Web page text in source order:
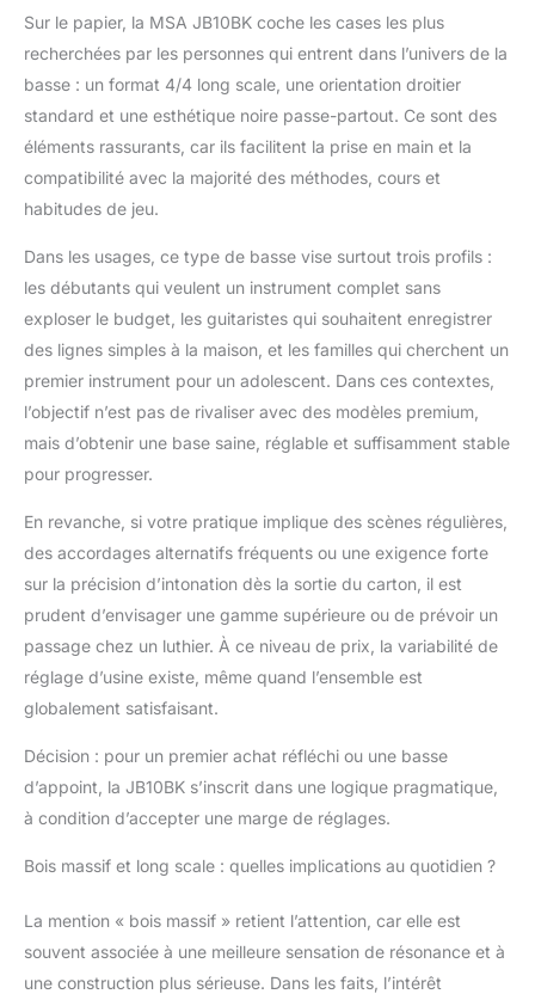
Sur le papier, la MSA JB10BK coche les cases les plus
recherchées par les personnes qui entrent dans l’univers de la
basse : un format 4/4 long scale, une orientation droitier
standard et une esthétique noire passe-partout. Ce sont des
éléments rassurants, car ils facilitent la prise en main et la
compatibilité avec la majorité des méthodes, cours et
habitudes de jeu.
Dans les usages, ce type de basse vise surtout trois profils :
les débutants qui veulent un instrument complet sans
exploser le budget, les guitaristes qui souhaitent enregistrer
des lignes simples à la maison, et les familles qui cherchent un
premier instrument pour un adolescent. Dans ces contextes,
l’objectif n’est pas de rivaliser avec des modèles premium,
mais d’obtenir une base saine, réglable et suffisamment stable
pour progresser.
En revanche, si votre pratique implique des scènes régulières,
des accordages alternatifs fréquents ou une exigence forte
sur la précision d’intonation dès la sortie du carton, il est
prudent d’envisager une gamme supérieure ou de prévoir un
passage chez un luthier. À ce niveau de prix, la variabilité de
réglage d’usine existe, même quand l’ensemble est
globalement satisfaisant.
Décision : pour un premier achat réfléchi ou une basse
d’appoint, la JB10BK s’inscrit dans une logique pragmatique,
à condition d’accepter une marge de réglages.
Bois massif et long scale : quelles implications au quotidien ?
La mention « bois massif » retient l’attention, car elle est
souvent associée à une meilleure sensation de résonance et à
une construction plus sérieuse. Dans les faits, l’intérêt